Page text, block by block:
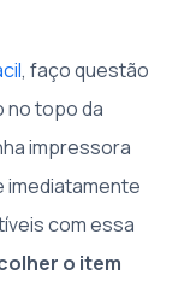
, faço questão
no topo da
impressora
imediatamente
com essa
o item